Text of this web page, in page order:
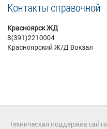
Контакты справочной
Красноярск ЖД
8(391)2210004
Красноярский Ж/Д Вокзал
Техническая поддержка сайта